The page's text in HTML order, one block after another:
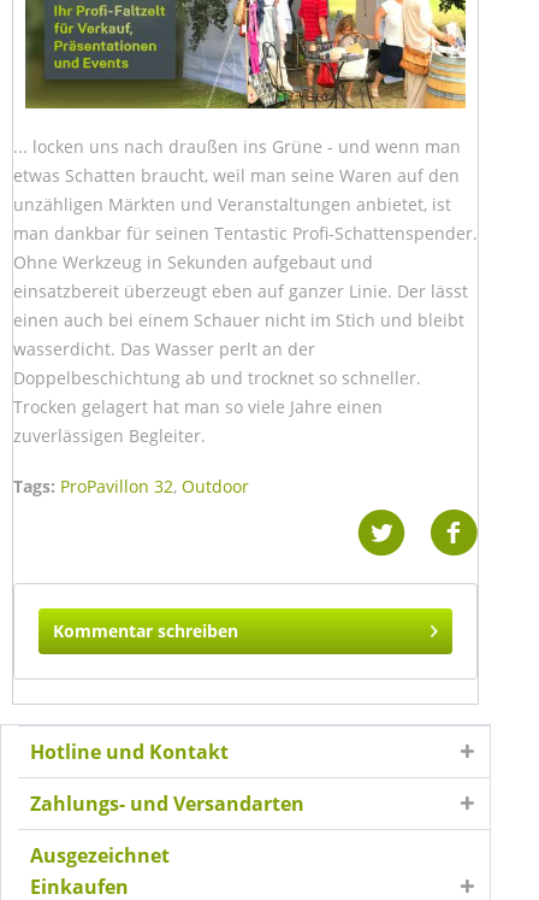
... locken uns nach draußen ins Grüne - und wenn man
etwas Schatten braucht, weil man seine Waren auf den
unzähligen Märkten und Veranstaltungen anbietet, ist
man dankbar für seinen Tentastic Profi-Schattenspender.
Ohne Werkzeug in Sekunden aufgebaut und
einsatzbereit überzeugt eben auf ganzer Linie. Der lässt
einen auch bei einem Schauer nicht im Stich und bleibt
wasserdicht. Das Wasser perlt an der
Doppelbeschichtung ab und trocknet so schneller.
Trocken gelagert hat man so viele Jahre einen
zuverlässigen Begleiter.
Tags: ProPavillon 32, Outdoor
Kommentar schreiben
Hotline und Kontakt
Zahlungs- und Versandarten
Ausgezeichnet
Einkaufen